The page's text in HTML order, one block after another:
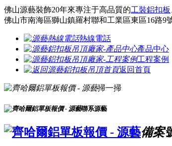
佛山源藝裝飾20年來專注于高品質的工裝鋁扣板
佛山市南海區獅山鎮羅村聯和工業區東區16路9
熱線電話
產品中心
工程案例
返回首頁
掃一掃
聯系源藝
備案